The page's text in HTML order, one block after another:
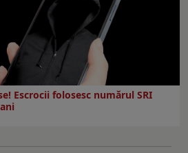
Escrocii folosesc numărul SRI